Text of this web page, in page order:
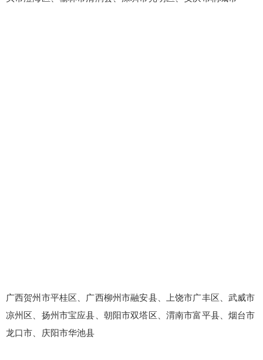
广西贺州市平桂区、广西柳州市融安县、上饶市广丰区、武威市
凉州区、扬州市宝应县、朝阳市双塔区、渭南市富平县、烟台市
龙口市、庆阳市华池县